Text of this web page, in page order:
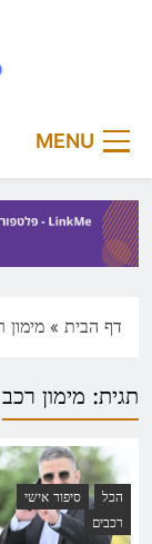
MENU
דף הבית » מימון
תגית: מימון רכב
הכל
סיפור אישי
רכבים